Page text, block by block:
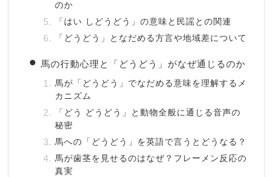
のか
「はい しどうどう」の意味と民謡との関連
「どうどう」となだめる方言や地域差について
馬の行動心理と「どうどう」がなぜ通じるのか
馬が「どうどう」でなだめる意味を理解するメ
カニズム
「どう どうどう」と動物全般に通じる音声の
秘密
馬への「どうどう」を英語で言うとどうなる？
馬が歯茎を見せるのはなぜ？フレーメン反応の
真実